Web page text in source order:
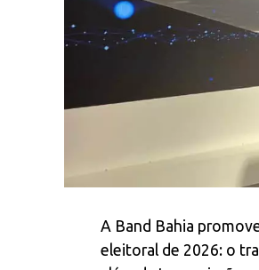
A Band Bahia
eleitoral de 2026: o